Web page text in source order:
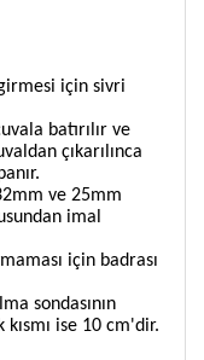
için sivri
batırılır ve
çıkarılınca
ve 25mm
imal
için badrası
sondasının
ise 10 cm'dir.